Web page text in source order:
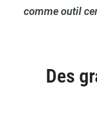
comme outil
Des